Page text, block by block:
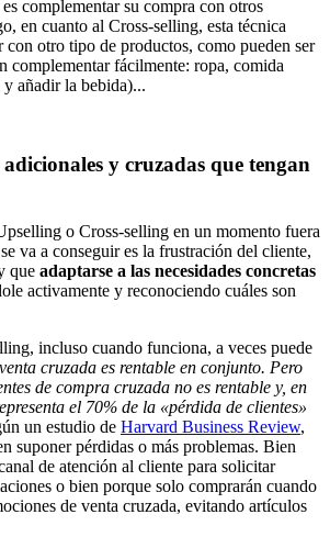
complementar su compra con otros
en cuanto al Cross-selling, esta técnica
otro tipo de productos, como pueden ser
complementar fácilmente: ropa, comida
añadir la bebida)...
y cruzadas que tengan
o Cross-selling en un momento fuera
va a conseguir es la frustración del cliente,
que adaptarse a las necesidades concretas
activamente y reconociendo cuáles son
incluso cuando funciona, a veces puede
cruzada es rentable en conjunto. Pero
de compra cruzada no es rentable y, en
el 70% de la «pérdida de clientes»
un estudio de Harvard Business Review,
suponer pérdidas o más problemas. Bien
de atención al cliente para solicitar
o bien porque solo comprarán cuando
de venta cruzada, evitando artículos